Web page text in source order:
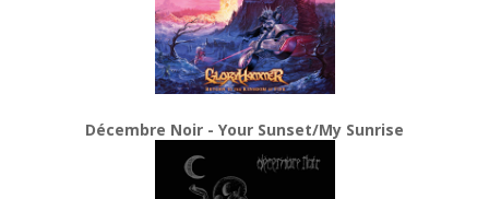
Décembre Noir - Your Sunset/My Sunrise